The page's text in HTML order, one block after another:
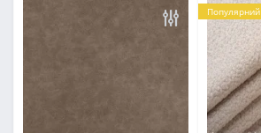
Популярний